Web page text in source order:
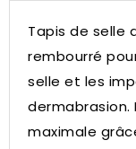
Tapis de selle
rembourré
selle et les
dermabrasion.
maximale